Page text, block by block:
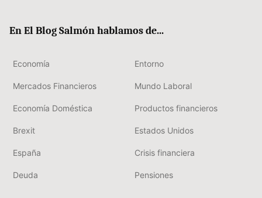
En El Blog Salmón hablamos de...
Economía Entorno
Mercados Financieros Mundo Laboral
Economía Doméstica Productos financieros
Brexit Estados Unidos
España Crisis financiera
Deuda Pensiones